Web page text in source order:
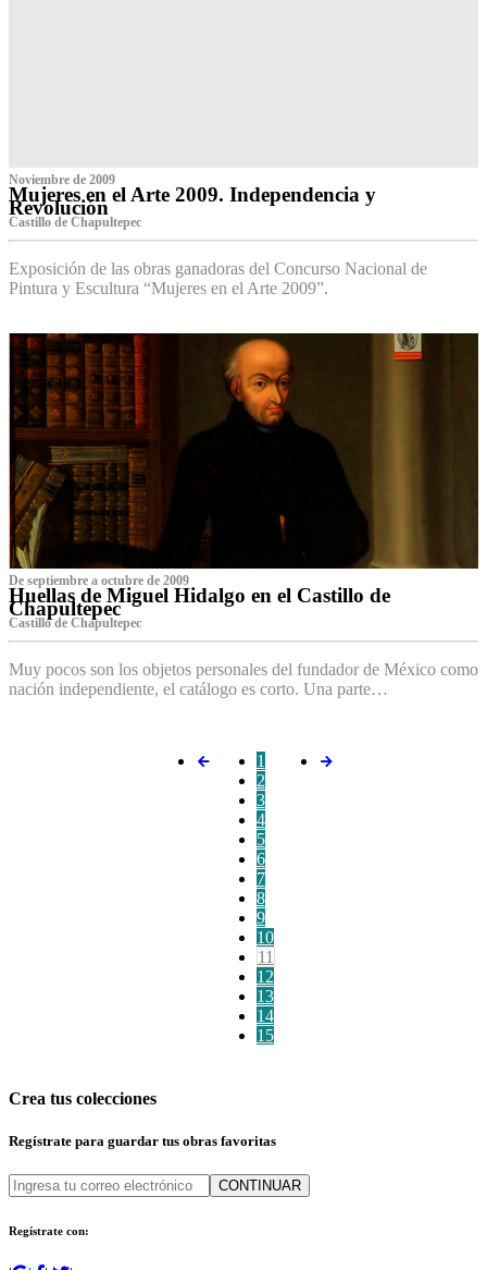
Noviembre de 2009
Mujeres en el Arte 2009. Independencia y
Revolución
Castillo de Chapultepec
Exposición de las obras ganadoras del Concurso Nacional de
Pintura y Escultura “Mujeres en el Arte 2009”.
De septiembre a octubre de 2009
Huellas de Miguel Hidalgo en el Castillo de
Chapultepec
Castillo de Chapultepec
Muy pocos son los objetos personales del fundador de México como
nación independiente, el catálogo es corto. Una parte…
1
2
3
4
5
6
7
8
9
10
11
12
13
14
15
Crea tus colecciones
Regístrate para guardar tus obras favoritas
CONTINUAR
Regístrate con: